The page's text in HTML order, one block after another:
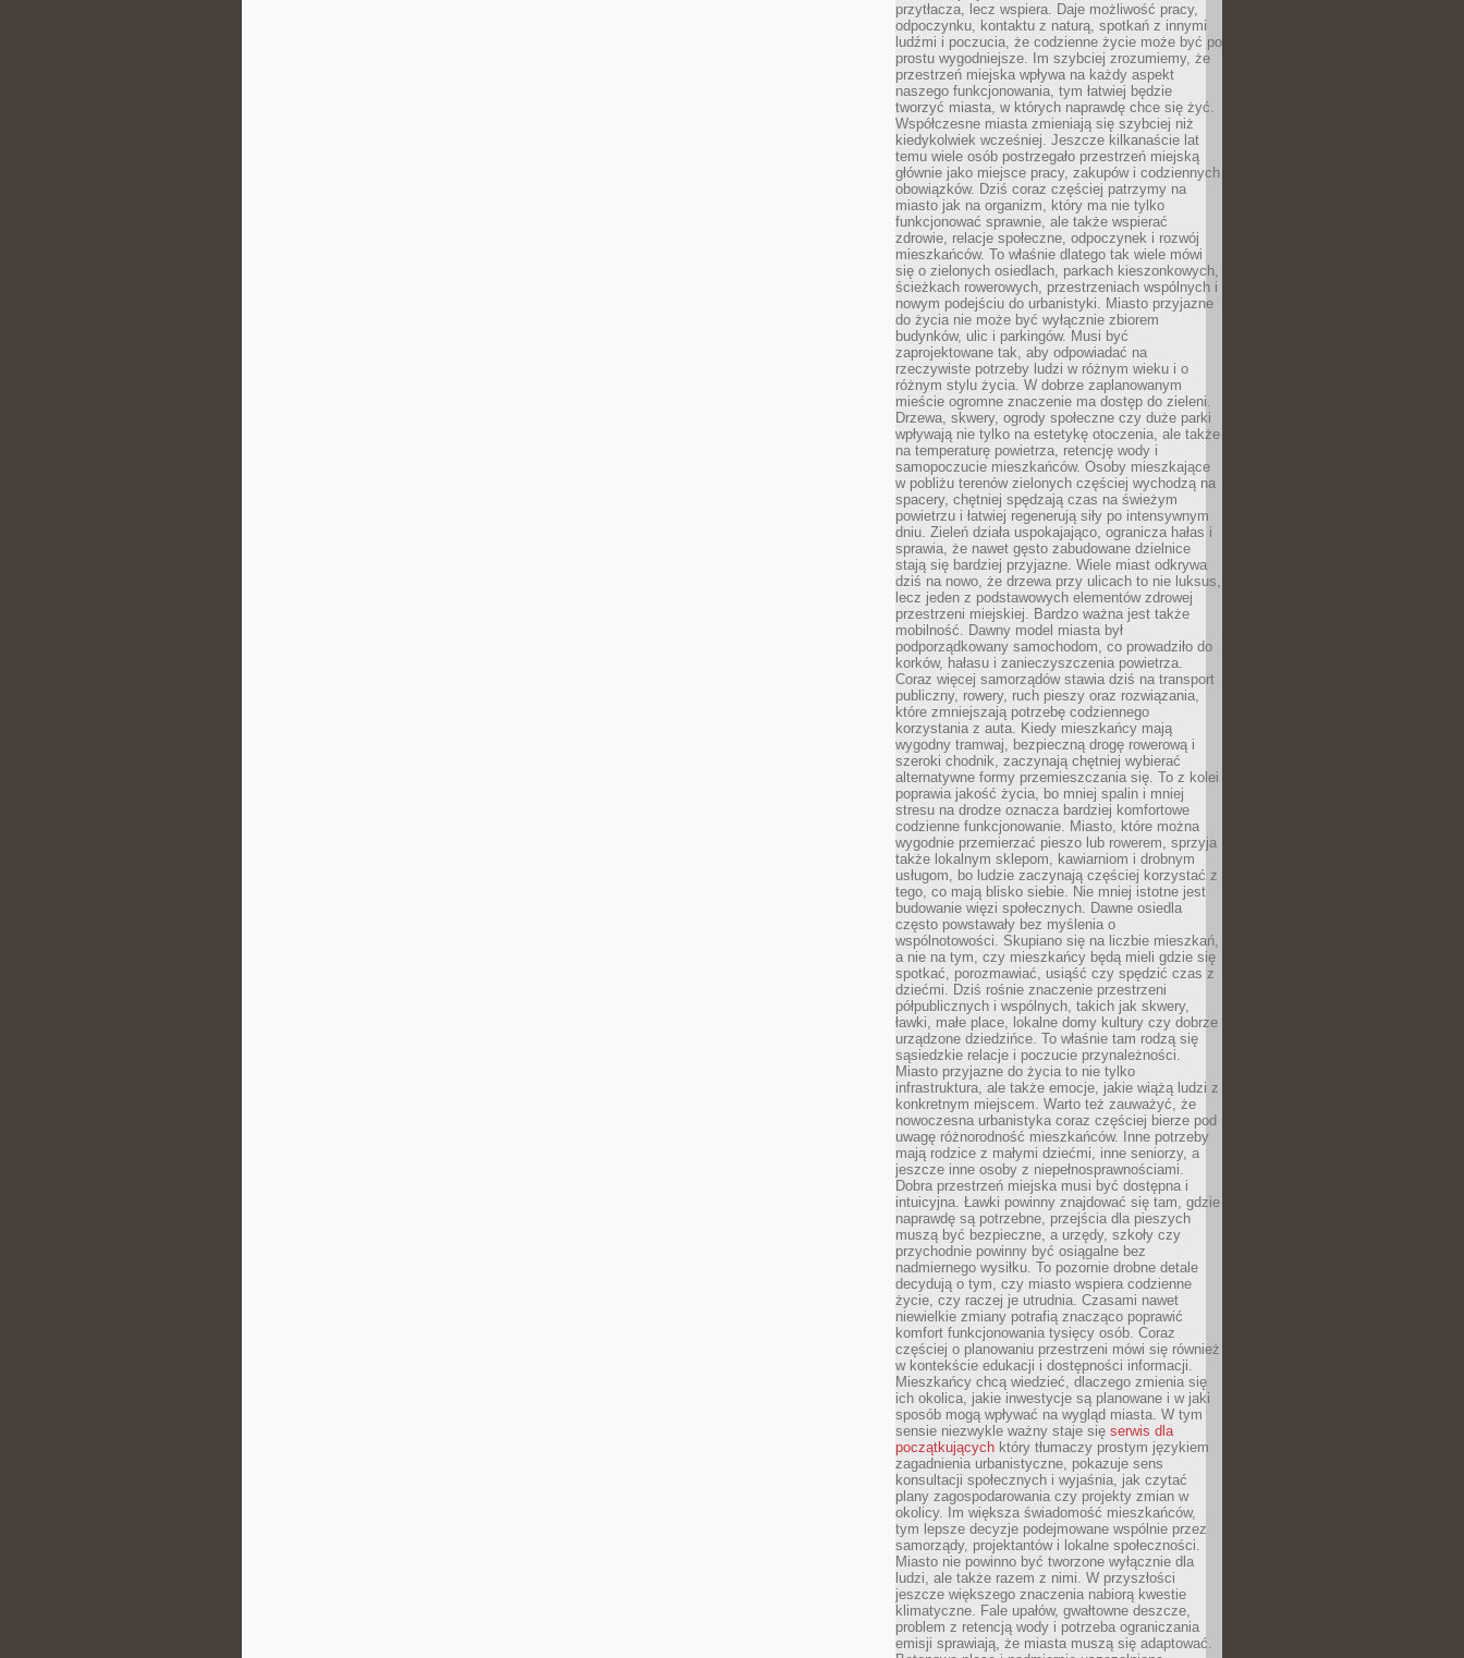
przytłacza, lecz wspiera. Daje możliwość pracy,
odpoczynku, kontaktu z naturą, spotkań z innymi
ludźmi i poczucia, że codzienne życie może być po
prostu wygodniejsze. Im szybciej zrozumiemy, że
przestrzeń miejska wpływa na każdy aspekt
naszego funkcjonowania, tym łatwiej będzie
tworzyć miasta, w których naprawdę chce się żyć.
Współczesne miasta zmieniają się szybciej niż
kiedykolwiek wcześniej. Jeszcze kilkanaście lat
temu wiele osób postrzegało przestrzeń miejską
głównie jako miejsce pracy, zakupów i codziennych
obowiązków. Dziś coraz częściej patrzymy na
miasto jak na organizm, który ma nie tylko
funkcjonować sprawnie, ale także wspierać
zdrowie, relacje społeczne, odpoczynek i rozwój
mieszkańców. To właśnie dlatego tak wiele mówi
się o zielonych osiedlach, parkach kieszonkowych,
ścieżkach rowerowych, przestrzeniach wspólnych i
nowym podejściu do urbanistyki. Miasto przyjazne
do życia nie może być wyłącznie zbiorem
budynków, ulic i parkingów. Musi być
zaprojektowane tak, aby odpowiadać na
rzeczywiste potrzeby ludzi w różnym wieku i o
różnym stylu życia. W dobrze zaplanowanym
mieście ogromne znaczenie ma dostęp do zieleni.
Drzewa, skwery, ogrody społeczne czy duże parki
wpływają nie tylko na estetykę otoczenia, ale także
na temperaturę powietrza, retencję wody i
samopoczucie mieszkańców. Osoby mieszkające
w pobliżu terenów zielonych częściej wychodzą na
spacery, chętniej spędzają czas na świeżym
powietrzu i łatwiej regenerują siły po intensywnym
dniu. Zieleń działa uspokajająco, ogranicza hałas i
sprawia, że nawet gęsto zabudowane dzielnice
stają się bardziej przyjazne. Wiele miast odkrywa
dziś na nowo, że drzewa przy ulicach to nie luksus,
lecz jeden z podstawowych elementów zdrowej
przestrzeni miejskiej. Bardzo ważna jest także
mobilność. Dawny model miasta był
podporządkowany samochodom, co prowadziło do
korków, hałasu i zanieczyszczenia powietrza.
Coraz więcej samorządów stawia dziś na transport
publiczny, rowery, ruch pieszy oraz rozwiązania,
które zmniejszają potrzebę codziennego
korzystania z auta. Kiedy mieszkańcy mają
wygodny tramwaj, bezpieczną drogę rowerową i
szeroki chodnik, zaczynają chętniej wybierać
alternatywne formy przemieszczania się. To z kolei
poprawia jakość życia, bo mniej spalin i mniej
stresu na drodze oznacza bardziej komfortowe
codzienne funkcjonowanie. Miasto, które można
wygodnie przemierzać pieszo lub rowerem, sprzyja
także lokalnym sklepom, kawiarniom i drobnym
usługom, bo ludzie zaczynają częściej korzystać z
tego, co mają blisko siebie. Nie mniej istotne jest
budowanie więzi społecznych. Dawne osiedla
często powstawały bez myślenia o
wspólnotowości. Skupiano się na liczbie mieszkań,
a nie na tym, czy mieszkańcy będą mieli gdzie się
spotkać, porozmawiać, usiąść czy spędzić czas z
dziećmi. Dziś rośnie znaczenie przestrzeni
półpublicznych i wspólnych, takich jak skwery,
ławki, małe place, lokalne domy kultury czy dobrze
urządzone dziedzińce. To właśnie tam rodzą się
sąsiedzkie relacje i poczucie przynależności.
Miasto przyjazne do życia to nie tylko
infrastruktura, ale także emocje, jakie wiążą ludzi z
konkretnym miejscem. Warto też zauważyć, że
nowoczesna urbanistyka coraz częściej bierze pod
uwagę różnorodność mieszkańców. Inne potrzeby
mają rodzice z małymi dziećmi, inne seniorzy, a
jeszcze inne osoby z niepełnosprawnościami.
Dobra przestrzeń miejska musi być dostępna i
intuicyjna. Ławki powinny znajdować się tam, gdzie
naprawdę są potrzebne, przejścia dla pieszych
muszą być bezpieczne, a urzędy, szkoły czy
przychodnie powinny być osiągalne bez
nadmiernego wysiłku. To pozornie drobne detale
decydują o tym, czy miasto wspiera codzienne
życie, czy raczej je utrudnia. Czasami nawet
niewielkie zmiany potrafią znacząco poprawić
komfort funkcjonowania tysięcy osób. Coraz
częściej o planowaniu przestrzeni mówi się również
w kontekście edukacji i dostępności informacji.
Mieszkańcy chcą wiedzieć, dlaczego zmienia się
ich okolica, jakie inwestycje są planowane i w jaki
sposób mogą wpływać na wygląd miasta. W tym
sensie niezwykle ważny staje się serwis dla
początkujących który tłumaczy prostym językiem
zagadnienia urbanistyczne, pokazuje sens
konsultacji społecznych i wyjaśnia, jak czytać
plany zagospodarowania czy projekty zmian w
okolicy. Im większa świadomość mieszkańców,
tym lepsze decyzje podejmowane wspólnie przez
samorządy, projektantów i lokalne społeczności.
Miasto nie powinno być tworzone wyłącznie dla
ludzi, ale także razem z nimi. W przyszłości
jeszcze większego znaczenia nabiorą kwestie
klimatyczne. Fale upałów, gwałtowne deszcze,
problem z retencją wody i potrzeba ograniczania
emisji sprawiają, że miasta muszą się adaptować.